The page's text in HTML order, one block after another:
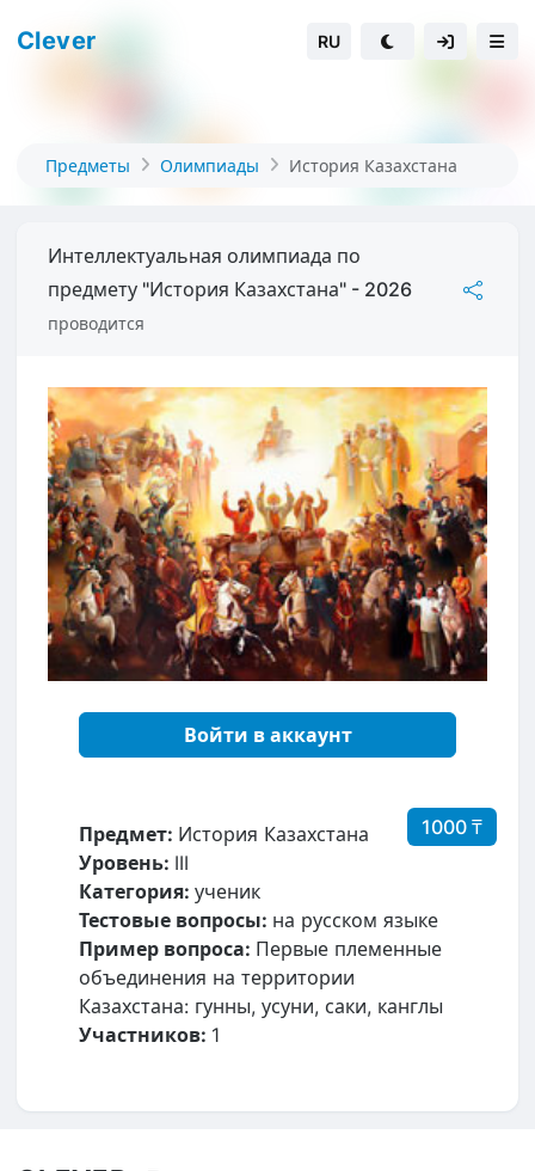
Clever RU
Предметы Олимпиады История Казахстана
Интеллектуальная олимпиада по
предмету "История Казахстана" - 2026
проводится
Войти в аккаунт
1000 ₸
Предмет: История Казахстана
Уровень: III
Категория: ученик
Тестовые вопросы: на русском языке
Пример вопроса: Первые племенные
объединения на территории
Казахстана: гунны, усуни, саки, канглы
Участников: 1